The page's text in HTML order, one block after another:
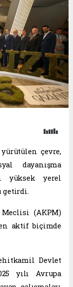
çevre,
dayanışma
yüksek yerel
getirdi.
(AKPM)
aktif biçimde
Devlet
yılı Avrupa